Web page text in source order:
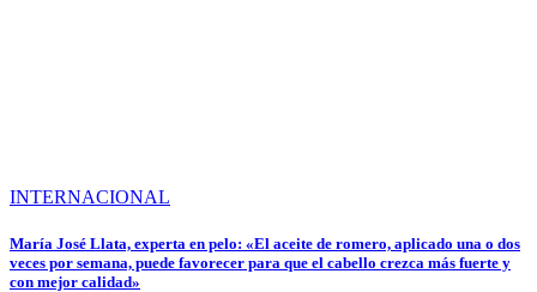
INTERNACIONAL
María José Llata, experta en pelo: «El aceite de romero, aplicado una o dos
veces por semana, puede favorecer para que el cabello crezca más fuerte y
con mejor calidad»